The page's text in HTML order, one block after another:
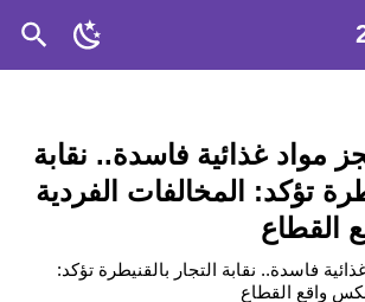
مواد غذائية فاسدة.. نقابة
تؤكد: المخالفات الفردية
القطاع